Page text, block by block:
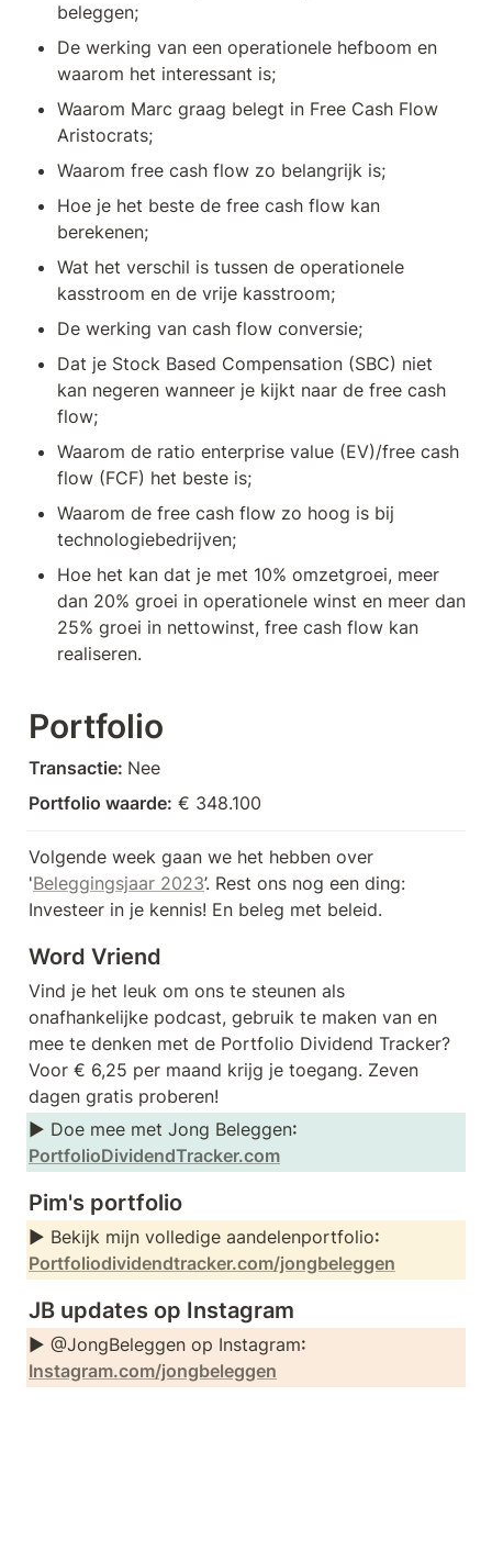
beleggen;
De werking van een operationele hefboom en
waarom het interessant is;
Waarom Marc graag belegt in Free Cash Flow
Aristocrats;
Waarom free cash flow zo belangrijk is;
Hoe je het beste de free cash flow kan
berekenen;
Wat het verschil is tussen de operationele
kasstroom en de vrije kasstroom;
De werking van cash flow conversie;
Dat je Stock Based Compensation (SBC) niet
kan negeren wanneer je kijkt naar de free cash
flow;
Waarom de ratio enterprise value (EV)/free cash
flow (FCF) het beste is;
Waarom de free cash flow zo hoog is bij
technologiebedrijven;
Hoe het kan dat je met 10% omzetgroei, meer
dan 20% groei in operationele winst en meer dan
25% groei in nettowinst, free cash flow kan
realiseren.
Portfolio
Transactie: Nee
Portfolio waarde: € 348.100
Volgende week gaan we het hebben over
'Beleggingsjaar 2023’. Rest ons nog een ding:
Investeer in je kennis! En beleg met beleid.
Word Vriend
Vind je het leuk om ons te steunen als
onafhankelijke podcast, gebruik te maken van en
mee te denken met de Portfolio Dividend Tracker?
Voor € 6,25 per maand krijg je toegang. Zeven
dagen gratis proberen!
► Doe mee met Jong Beleggen
PortfolioDividendTracker.com
Pim's portfolio
► Bekijk mijn volledige aandelenportfolio
Portfoliodividendtracker.com/jongbeleggen
JB updates op Instagram
► @JongBeleggen op Instagram
Instagram.com/jongbeleggen